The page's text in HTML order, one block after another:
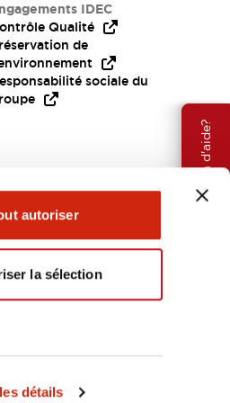
détails
autoriser
la sélection
Besoin d'aide?
IDEC
Qualité
de
sociale du
EMEA